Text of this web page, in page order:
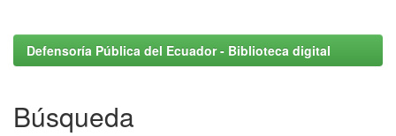
Defensoría Pública del Ecuador - Biblioteca digital
Búsqueda